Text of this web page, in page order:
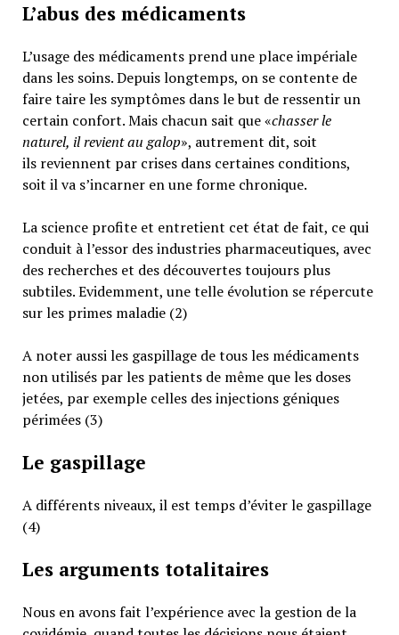
L’abus des médicaments
L’usage des médicaments prend une place impériale
dans les soins. Depuis longtemps, on se contente de
faire taire les symptômes dans le but de ressentir un
certain confort. Mais chacun sait que «chasser le
naturel, il revient au galop», autrement dit, soit
ils reviennent par crises dans certaines conditions,
soit il va s’incarner en une forme chronique.
La science profite et entretient cet état de fait, ce qui
conduit à l’essor des industries pharmaceutiques, avec
des recherches et des découvertes toujours plus
subtiles. Evidemment, une telle évolution se répercute
sur les primes maladie (2)
A noter aussi les gaspillage de tous les médicaments
non utilisés par les patients de même que les doses
jetées, par exemple celles des injections géniques
périmées (3)
Le gaspillage
A différents niveaux, il est temps d’éviter le gaspillage
(4)
Les arguments totalitaires
Nous en avons fait l’expérience avec la gestion de la